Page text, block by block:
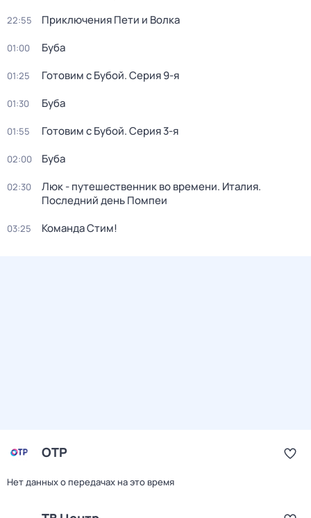
22:55 Приключения Пети и Волка
01:00 Буба
01:25 Готовим с Бубой. Серия 9-я
01:30 Буба
01:55 Готовим с Бубой. Серия 3-я
02:00 Буба
02:30
Люк - путешественник во времени. Италия.
Последний день Помпеи
03:25 Команда Стим!
ОТР
Нет данных о передачах на это время